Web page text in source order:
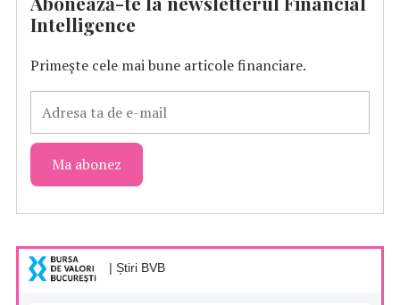
Intelligence
Primește cele mai bune articole financiare.
| Știri BVB